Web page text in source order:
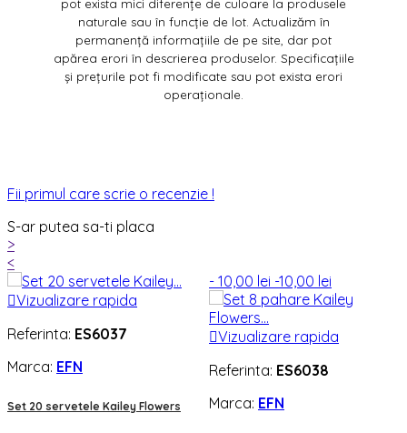
pot exista mici diferențe de culoare la produsele
naturale sau în funcție de lot. Actualizăm în
permanență informațiile de pe site, dar pot
apărea erori în descrierea produselor. Specificațiile
și prețurile pot fi modificate sau pot exista erori
operaționale.
Fii primul care scrie o recenzie !
S-ar putea sa-ti placa
>
<
Vizualizare rapida
Referinta: ES6037
Marca: EFN
Set 20 servetele Kailey Flowers
- 10,00 lei -10,00 lei
Vizualizare rapida
Referinta: ES6038
Marca: EFN